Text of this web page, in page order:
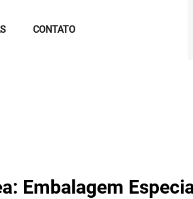
CONTATO
Embalagem